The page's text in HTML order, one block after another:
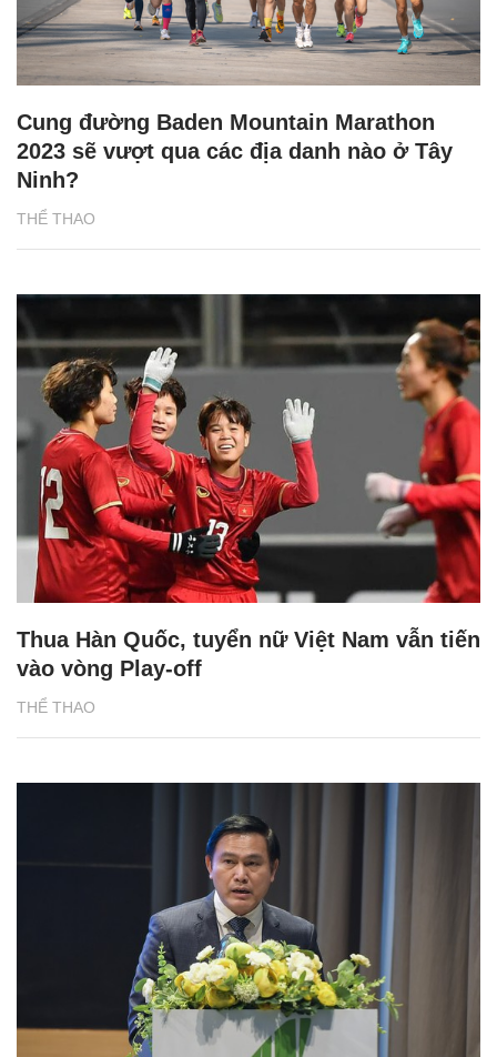
THỂ THAO
Cung đường Baden Mountain Marathon
2023 sẽ vượt qua các địa danh nào ở Tây
Ninh?
THỂ THAO
Thua Hàn Quốc, tuyển nữ Việt Nam vẫn tiến
vào vòng Play-off